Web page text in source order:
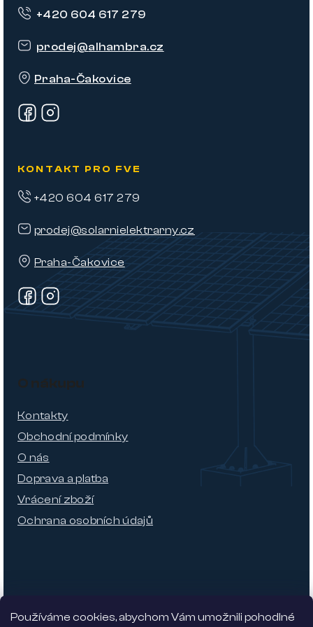
Používáme cookies, abychom Vám umožnili pohodlné
prodej@alhambra.cz
Praha-Čakovice
+420 604 617 279
KONTAKT PRO FVE
prodej@solarnielektrarny.cz
Praha-Čakovice
+420 604 617 279
O nákupu
Kontakty
Obchodní podmínky
O nás
Doprava a platba
Vrácení zboží
Ochrana osobních údajů